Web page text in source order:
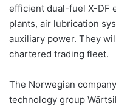
efficient dual-fuel X-DF
plants, air lubrication
auxiliary power. They
chartered trading fleet.
The Norwegian
technology group